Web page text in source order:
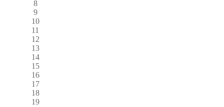
8
9
10
11
12
13
14
15
16
17
18
19